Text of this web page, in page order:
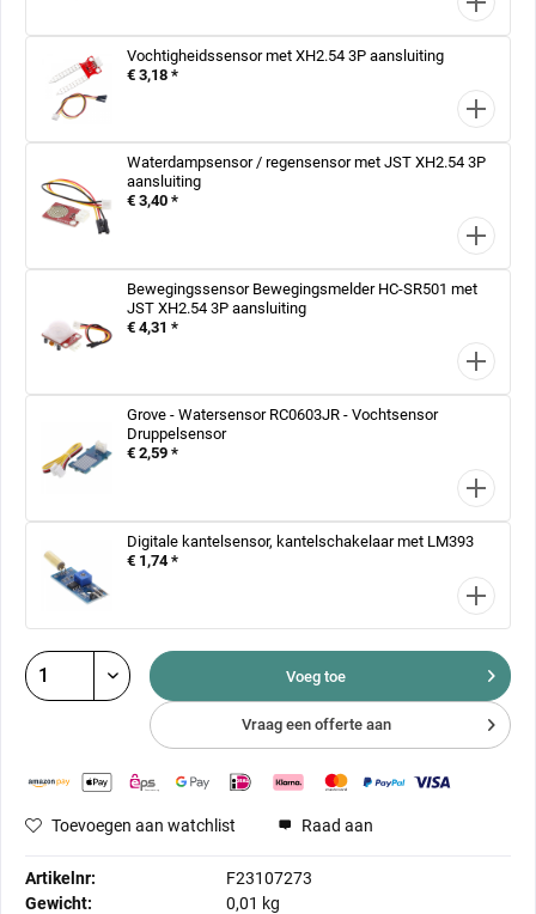
Vochtigheidssensor met XH2.54 3P aansluiting
€ 3,18 *
Waterdampsensor / regensensor met JST XH2.54 3P
aansluiting
€ 3,40 *
Bewegingssensor Bewegingsmelder HC-SR501 met
JST XH2.54 3P aansluiting
€ 4,31 *
Grove - Watersensor RC0603JR - Vochtsensor
Druppelsensor
€ 2,59 *
Digitale kantelsensor, kantelschakelaar met LM393
€ 1,74 *
Voeg toe
Vraag een offerte aan
Toevoegen aan watchlist Raad aan
Artikelnr:
F23107273
Gewicht:
0,01 kg